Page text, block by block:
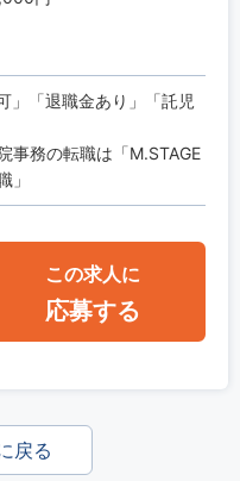
」「退職金あり」「託児
事務の転職は「M.STAGE
」
この求人に
応募する
戻る